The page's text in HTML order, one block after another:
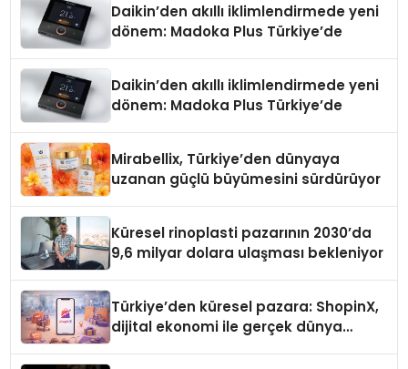
Daikin’den akıllı iklimlendirmede yeni
dönem: Madoka Plus Türkiye’de
Daikin’den akıllı iklimlendirmede yeni
dönem: Madoka Plus Türkiye’de
Mirabellix, Türkiye’den dünyaya
uzanan güçlü büyümesini sürdürüyor
Küresel rinoplasti pazarının 2030’da
9,6 milyar dolara ulaşması bekleniyor
Türkiye’den küresel pazara: ShopinX,
dijital ekonomi ile gerçek dünya